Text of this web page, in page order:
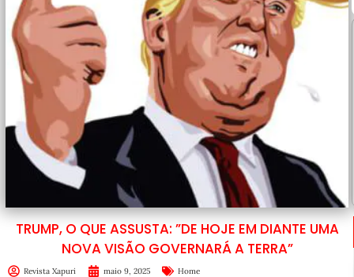
TRUMP, O QUE ASSUSTA: ”DE HOJE EM DIANTE UMA
NOVA VISÃO GOVERNARÁ A TERRA”
Revista Xapuri maio 9, 2025 Home